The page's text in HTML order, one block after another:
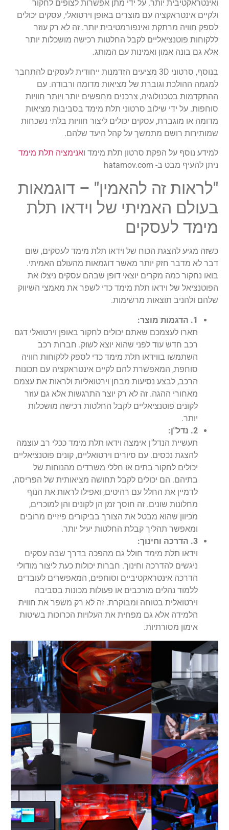
ואינטראקטיבית יותר. על ידי מתן אפשרות לצופים לחקור
ולקיים אינטראקציה עם מוצרים באופן וירטואלי, עסקים יכולים
לספק חוויה מרתקת ואינפורמטיבית יותר. זה לא רק עוזר
ללקוחות פוטנציאליים לקבל החלטות רכישה מושכלות יותר
אלא גם בונה אמון ואמינות עם המותג.
בנוסף, סרטוני 3D מציעים הזדמנות ייחודית לעסקים להתחבר
למגמה ההולכת וגוברת של מציאות מדומה ורבודה. עם
ההתקדמות בטכנולוגיה, צרכנים מחפשים יותר ויותר חוויות
סוחפות. על ידי שילוב סרטוני תלת מימד בסביבות מציאות
מדומה או מוגברת, עסקים יכולים ליצור חוויות בלתי נשכחות
שמותירות רושם מתמשך על קהל היעד שלהם.
למידע נוסף על הפקת סרטון תלת מימד ואנימציה תלת מימד
ניתן להעיף מבט ב- hatamov.com
"לראות זה להאמין" – דוגמאות
בעולם האמיתי של וידאו תלת
מימד לעסקים
כשזה מגיע להצגת הכוח של וידאו תלת מימד לעסקים, שום
דבר לא מדבר חזק יותר מאשר דוגמאות מהעולם האמיתי.
בואו נחקור כמה מקרים יוצאי דופן שבהם עסקים ניצלו את
הפוטנציאל של וידאו תלת מימד כדי לשפר את מאמצי השיווק
שלהם ולהניב תוצאות מרשימות.
1. הדגמות מוצר:
תארו לעצמכם שאתם יכולים לחקור באופן וירטואלי דגם
רכב חדש עוד לפני שהוא יוצא לשוק. חברות רכב
השתמשו בווידאו תלת מימד כדי לספק ללקוחות חוויה
סוחפת, המאפשרת להם לקיים אינטראקציה עם תכונות
הרכב, לבצע נסיעות מבחן וירטואליות ולראות את עצמם
מאחורי ההגה. זה לא רק יוצר התרגשות אלא גם עוזר
לקונים פוטנציאליים לקבל החלטות רכישה מושכלות
יותר.
2. נדל"ן:
תעשיית הנדל"ן אימצה וידאו תלת מימד ככלי רב עוצמה
להצגת נכסים. עם סיורים וירטואליים, קונים פוטנציאליים
יכולים לחקור בתים או חללי משרדים מהנוחות של
בתיהם. הם יכולים לקבל תחושה מציאותית של הפריסה,
לדמיין את החלל עם רהיטים, ואפילו לראות את הנוף
מחלונות שונים. זה חוסך זמן הן לקונים והן למוכרים,
מכיוון שהוא מבטל את הצורך בביקורים פיזיים מרובים
ומאפשר תהליך קבלת החלטות יעיל יותר.
3. הדרכה וחינוך:
וידאו תלת מימד חולל גם מהפכה בדרך שבה עסקים
ניגשים להדרכה וחינוך. חברות יכולות כעת ליצור מודולי
הדרכה אינטראקטיביים וסוחפים, המאפשרים לעובדים
ללמוד נהלים מורכבים או פעולות מכונות בסביבה
וירטואלית בטוחה ומבוקרת. זה לא רק משפר את חווית
הלמידה אלא גם מפחית את העלויות הכרוכות בשיטות
אימון מסורתיות.